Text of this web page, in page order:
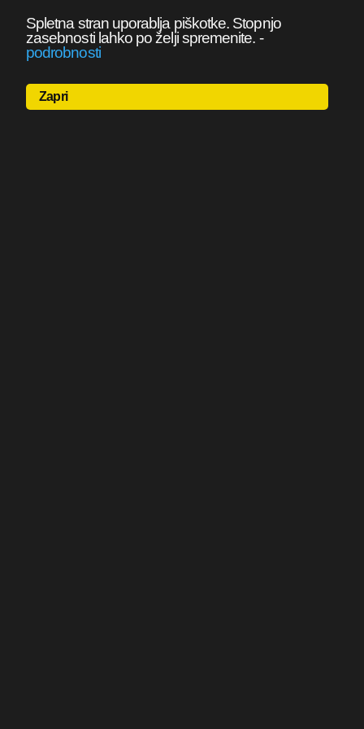
Spletna stran uporablja piškotke. Stopnjo
zasebnosti lahko po želji spremenite. -
podrobnosti
Zapri